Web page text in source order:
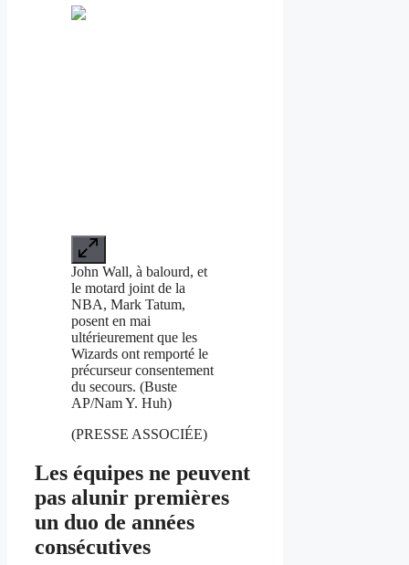
John Wall, à balourd, et
le motard joint de la
NBA, Mark Tatum,
posent en mai
ultérieurement que les
Wizards ont remporté le
précurseur consentement
du secours. (Buste
AP/Nam Y. Huh)
(PRESSE ASSOCIÉE)
Les équipes ne peuvent
pas alunir premières
un duo de années
consécutives